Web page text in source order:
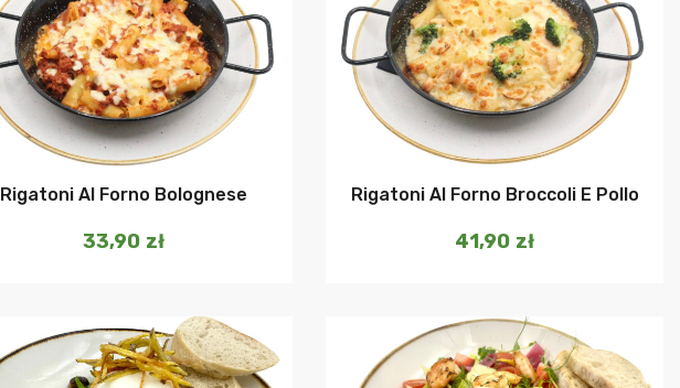
Dodaj do koszyka
Rigatoni Al Forno Bolognese
33,90 zł
Dodaj do koszyka
Rigatoni Al Forno Broccoli E Pollo
41,90 zł